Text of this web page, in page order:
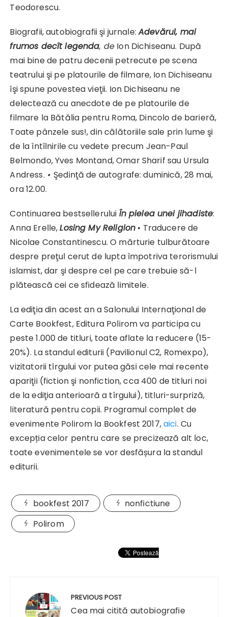
Teodorescu.
Biografii, autobiografii şi jurnale:Adevărul, mai
frumos decît legenda, de Ion Dichiseanu. După
mai bine de patru decenii petrecute pe scena
teatrului şi pe platourile de filmare, Ion Dichiseanu
îşi spune povestea vieţii. Ion Dichiseanu ne
delectează cu anecdote de pe platourile de
filmare la Bătălia pentru Roma, Dincolo de barieră,
Toate pânzele sus!, din călătoriile sale prin lume şi
de la întîlnirile cu vedete precum Jean-Paul
Belmondo, Yves Montand, Omar Sharif sau Ursula
Andress. • Şedinţă de autografe: duminică, 28 mai,
ora 12.00.
Continuarea bestsellerului În pielea unei jihadiste:
Anna Erelle,Losing My Religion • Traducere de
Nicolae Constantinescu. O mărturie tulburătoare
despre preţul cerut de lupta împotriva terorismului
islamist, dar şi despre cel pe care trebuie să-l
plătească cei ce sfidează limitele.
La ediţia din acest an a Salonului Internaţional de
Carte Bookfest, Editura Polirom va participa cu
peste 1.000 de titluri, toate aflate la reducere (15-
20%). La standul editurii (Pavilionul C2, Romexpo),
vizitatorii tîrgului vor putea găsi cele mai recente
apariţii (fiction şi nonfiction, cca 400 de titluri noi
de la ediţia anterioară a tîrgului), titluri-surpriză,
literatură pentru copii. Programul complet de
evenimente Polirom la Bookfest 2017,aici. Cu
excepția celor pentru care se precizează alt loc,
toate evenimentele se vor desfășura la standul
editurii.
bookfest 2017
nonfictiune
Polirom
PREVIOUS POST
Cea mai citită autobiografie